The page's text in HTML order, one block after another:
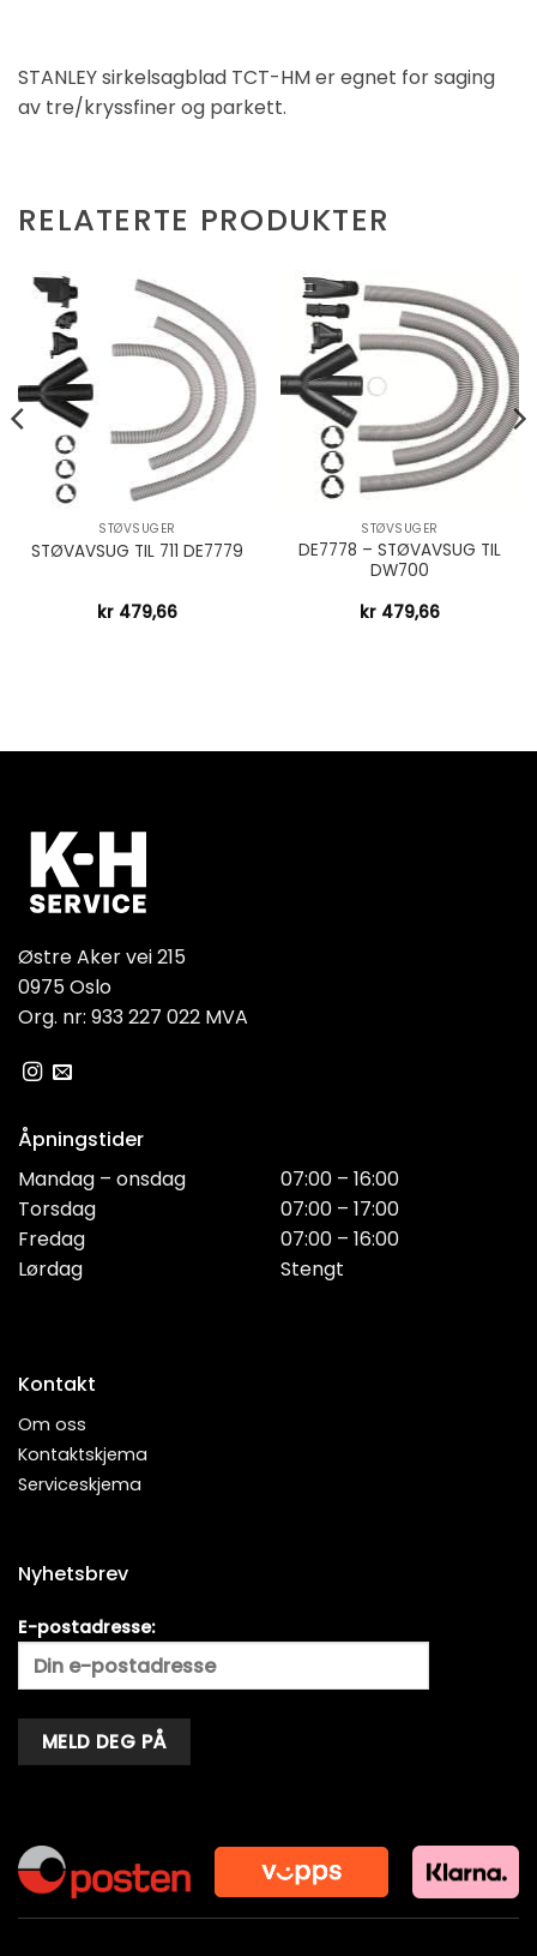
STANLEY sirkelsagblad TCT-HM er egnet for saging
av tre/kryssfiner og parkett.
RELATERTE PRODUKTER
STØVSUGER
STØVAVSUG TIL 711 DE7779
kr 479,66
STØVSUGER
DE7778 – STØVAVSUG TIL
DW700
kr 479,66
Østre Aker vei 215
0975 Oslo
Org. nr: 933 227 022 MVA
Åpningstider
Mandag – onsdag
Torsdag
Fredag
Lørdag
07:00 – 16:00
07:00 – 17:00
07:00 – 16:00
Stengt
Kontakt
Om oss
Kontaktskjema
Serviceskjema
Nyhetsbrev
E-postadresse: